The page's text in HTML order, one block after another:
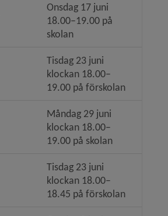
Onsdag 17 juni
18.00–19.00 på
skolan
Tisdag 23 juni
klockan 18.00–
19.00 på förskolan
Måndag 29 juni
klockan 18.00–
19.00 på skolan
Tisdag 23 juni
klockan 18.00–
18.45 på förskolan